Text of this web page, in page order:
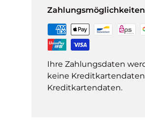
Zahlungsmöglichkeiten
Ihre Zahlungsdaten
keine
Kreditkartendaten.